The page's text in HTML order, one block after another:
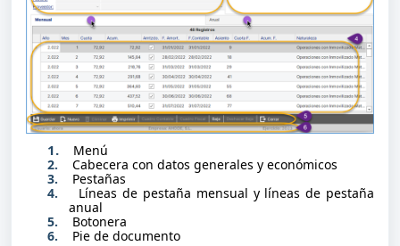
1. Menú
2. Cabecera con datos generales y económicos
3. Pestañas
4. Líneas de pestaña mensual y líneas de pestaña
anual
5. Botonera
6. Pie de documento